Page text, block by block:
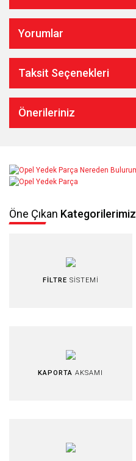
Yorumlar
Taksit Seçenekleri
Önerileriniz
Öne Çıkan Kategorilerimiz
FİLTRE SİSTEMİ
KAPORTA AKSAMI